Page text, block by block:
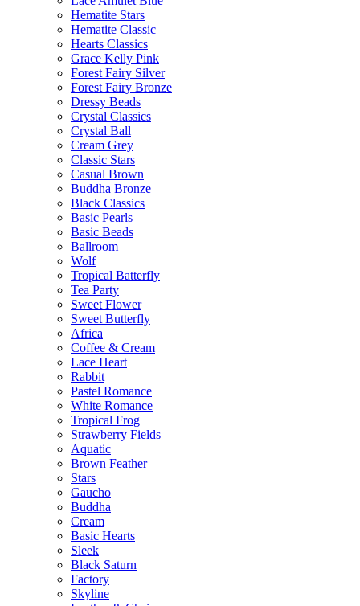
Hematite Stars
Hematite Classic
Hearts Classics
Grace Kelly Pink
Forest Fairy Silver
Forest Fairy Bronze
Dressy Beads
Crystal Classics
Crystal Ball
Cream Grey
Classic Stars
Casual Brown
Buddha Bronze
Black Classics
Basic Pearls
Basic Beads
Ballroom
Wolf
Tropical Batterfly
Tea Party
Sweet Flower
Sweet Butterfly
Africa
Coffee & Cream
Lace Heart
Rabbit
Pastel Romance
White Romance
Tropical Frog
Strawberry Fields
Aquatic
Brown Feather
Stars
Gaucho
Buddha
Cream
Basic Hearts
Sleek
Black Saturn
Factory
Skyline